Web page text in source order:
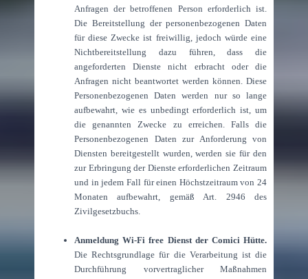
Anfragen der betroffenen Person erforderlich ist.
Die Bereitstellung der personenbezogenen Daten
für diese Zwecke ist freiwillig, jedoch würde eine
Nichtbereitstellung dazu führen, dass die
angeforderten Dienste nicht erbracht oder die
Anfragen nicht beantwortet werden können. Diese
Personenbezogenen Daten werden nur so lange
aufbewahrt, wie es unbedingt erforderlich ist, um
die genannten Zwecke zu erreichen. Falls die
Personenbezogenen Daten zur Anforderung von
Diensten bereitgestellt wurden, werden sie für den
zur Erbringung der Dienste erforderlichen Zeitraum
und in jedem Fall für einen Höchstzeitraum von 24
Monaten aufbewahrt, gemäß Art. 2946 des
Zivilgesetzbuchs.
Anmeldung Wi-Fi free Dienst der Comici Hütte.
Die Rechtsgrundlage für die Verarbeitung ist die
Durchführung vorvertraglicher Maßnahmen